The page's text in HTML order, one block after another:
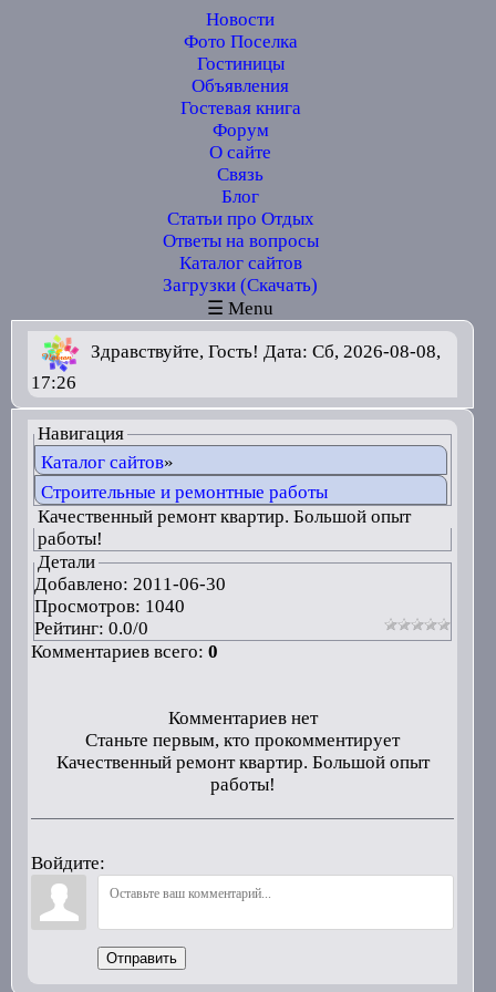
Новости
Фото Поселка
Гостиницы
Объявления
Гостевая книга
Форум
О сайте
Связь
Блог
Статьи про Отдых
Ответы на вопросы
Каталог сайтов
Загрузки (Скачать)
☰ Menu
Здравствуйте, Гость! Дата: Сб, 2026-08-08,
17:26
Навигация
Каталог сайтов»
Строительные и ремонтные работы
Качественный ремонт квартир. Большой опыт
работы!
Детали
Добавлено: 2011-06-30
Просмотров: 1040
Рейтинг: 0.0/0
Комментариев всего: 0
Комментариев нет
Станьте первым, кто прокомментирует
Качественный ремонт квартир. Большой опыт
работы!
Войдите:
Отправить